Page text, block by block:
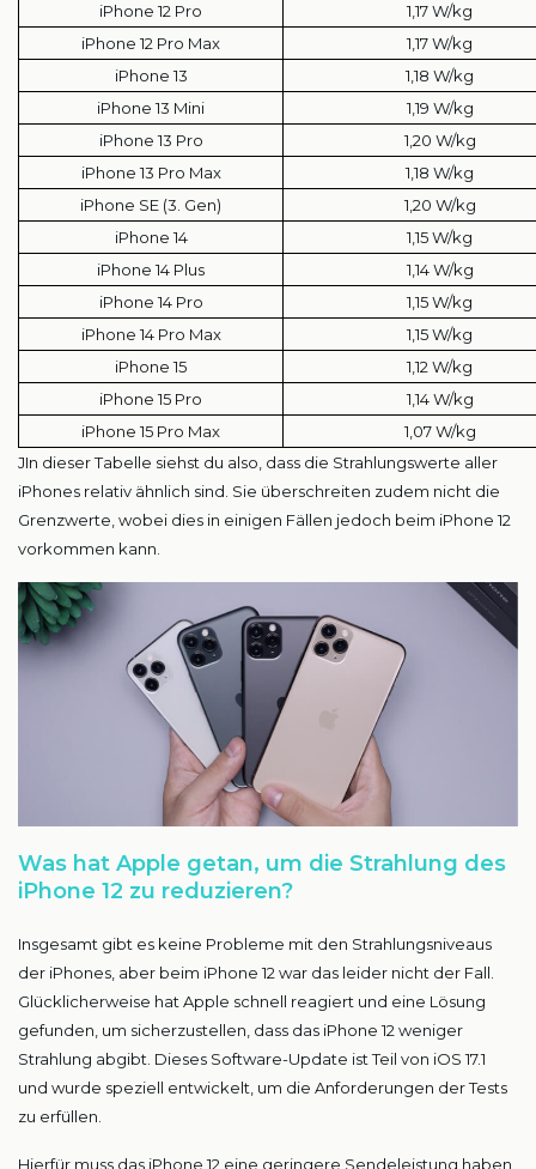
iPhone 12 Pro
1,17 W/kg
iPhone 12 Pro Max
1,17 W/kg
iPhone 13
1,18 W/kg
iPhone 13 Mini
1,19 W/kg
iPhone 13 Pro
1,20 W/kg
iPhone 13 Pro Max
1,18 W/kg
iPhone SE (3. Gen)
1,20 W/kg
iPhone 14
1,15 W/kg
iPhone 14 Plus
1,14 W/kg
iPhone 14 Pro
1,15 W/kg
iPhone 14 Pro Max
1,15 W/kg
iPhone 15
1,12 W/kg
iPhone 15 Pro
1,14 W/kg
iPhone 15 Pro Max
1,07 W/kg
JIn dieser Tabelle siehst du also, dass die Strahlungswerte aller
iPhones relativ ähnlich sind. Sie überschreiten zudem nicht die
Grenzwerte, wobei dies in einigen Fällen jedoch beim iPhone 12
vorkommen kann.
Was hat Apple getan, um die Strahlung des
iPhone 12 zu reduzieren?
Insgesamt gibt es keine Probleme mit den Strahlungsniveaus
der iPhones, aber beim iPhone 12 war das leider nicht der Fall.
Glücklicherweise hat Apple schnell reagiert und eine Lösung
gefunden, um sicherzustellen, dass das iPhone 12 weniger
Strahlung abgibt. Dieses Software-Update ist Teil von iOS 17.1
und wurde speziell entwickelt, um die Anforderungen der Tests
zu erfüllen.
Hierfür muss das iPhone 12 eine geringere Sendeleistung haben,